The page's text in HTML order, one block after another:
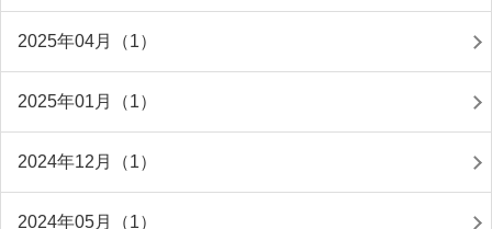
2025年04月（1）
2025年01月（1）
2024年12月（1）
2024年05月（1）